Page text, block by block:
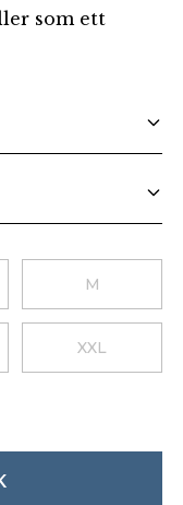
som ett
M
XXL